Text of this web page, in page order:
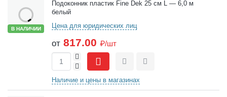
В НАЛИЧИИ
Подоконник пластик Fine Dek 25 см L — 6,0 м
белый
Цена для юридических лиц
от 817.00 ₽/шт
-
+
СравнитьОтложить
Наличие и цены в магазинах